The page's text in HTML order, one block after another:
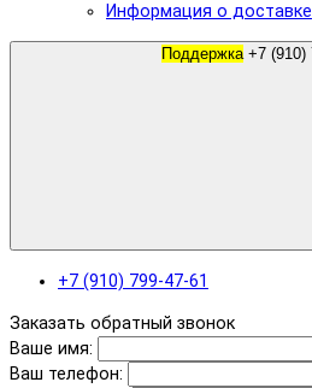
Информация о доставке
Поддержка
+7 (910) 799-47-61
Заказать обратный звонок
Ваше имя:
Ваш телефон: